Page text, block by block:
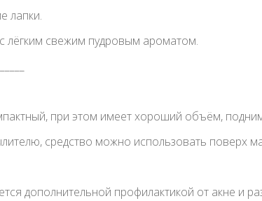
лапки. ᅠ
лёгким свежим пудровым ароматом.
при этом имеет хороший объём,
средство можно использовать поверх
дополнительной профилактикой от акне и